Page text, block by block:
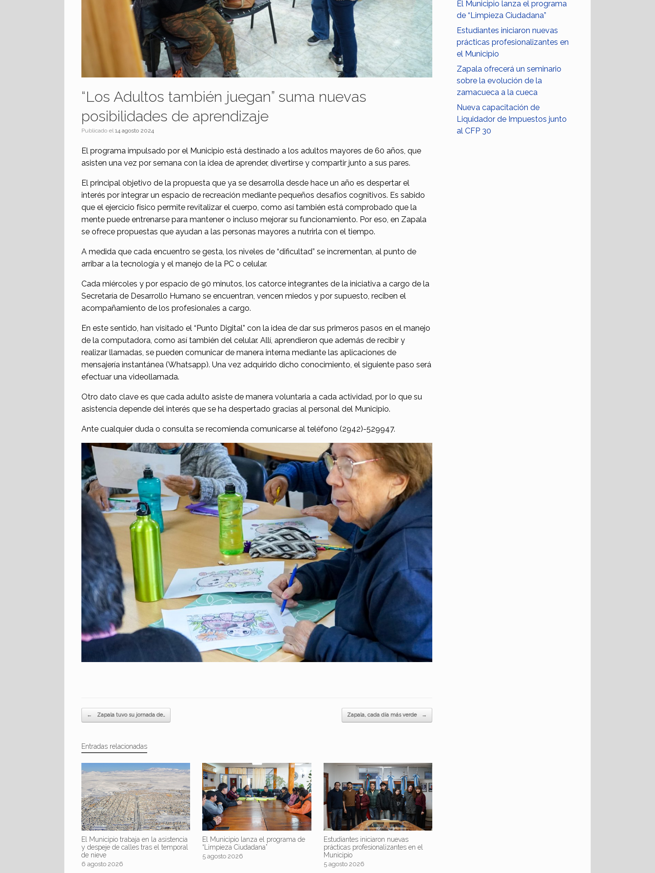
“Los Adultos también juegan” suma nuevas
posibilidades de aprendizaje
Publicado el14 agosto 2024
El programa impulsado por el Municipio está destinado a los adultos mayores de 60 años, que
asisten una vez por semana con la idea de aprender, divertirse y compartir junto a sus pares.
El principal objetivo de la propuesta que ya se desarrolla desde hace un año es despertar el
interés por integrar un espacio de recreación mediante pequeños desafíos cognitivos. Es sabido
que el ejercicio físico permite revitalizar el cuerpo, como así también está comprobado que la
mente puede entrenarse para mantener o incluso mejorar su funcionamiento. Por eso, en Zapala
se ofrece propuestas que ayudan a las personas mayores a nutrirla con el tiempo.
A medida que cada encuentro se gesta, los niveles de “dificultad” se incrementan, al punto de
arribar a la tecnología y el manejo de la PC o celular.
Cada miércoles y por espacio de 90 minutos, los catorce integrantes de la iniciativa a cargo de la
Secretaría de Desarrollo Humano se encuentran, vencen miedos y por supuesto, reciben el
acompañamiento de los profesionales a cargo.
En este sentido, han visitado el “Punto Digital” con la idea de dar sus primeros pasos en el manejo
de la computadora, como así también del celular. Allí, aprendieron que además de recibir y
realizar llamadas, se pueden comunicar de manera interna mediante las aplicaciones de
mensajería instantánea (Whatsapp). Una vez adquirido dicho conocimiento, el siguiente paso será
efectuar una videollamada.
Otro dato clave es que cada adulto asiste de manera voluntaria a cada actividad, por lo que su
asistencia depende del interés que se ha despertado gracias al personal del Municipio.
Ante cualquier duda o consulta se recomienda comunicarse al teléfono (2942)-529947.
Navegador de artículos
← Zapala tuvo su jornada de… Zapala, cada día más verde →
Entradas relacionadas
El Municipio trabaja en la asistencia
y despeje de calles tras el temporal
de nieve
6 agosto 2026
El Municipio lanza el programa de
“Limpieza Ciudadana”
5 agosto 2026
Estudiantes iniciaron nuevas
prácticas profesionalizantes en el
Municipio
5 agosto 2026
El Municipio lanza el programa
de “Limpieza Ciudadana”
Estudiantes iniciaron nuevas
prácticas profesionalizantes en
el Municipio
Zapala ofrecerá un seminario
sobre la evolución de la
zamacueca a la cueca
Nueva capacitación de
Liquidador de Impuestos junto
al CFP 30